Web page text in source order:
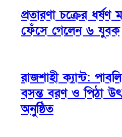
প্রতারণা চক্রের ধর্ষণ
ফেঁসে গেলেন ৬ যুবক
রাজশাহী ক্যান্ট:
বসন্ত বরণ ও পিঠা
অনুষ্ঠিত